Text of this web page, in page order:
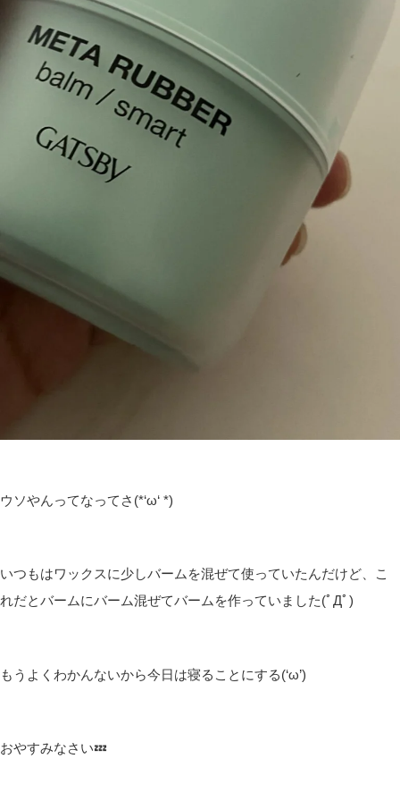
ウソやんってなってさ(*‘ω‘ *)
いつもはワックスに少しバームを混ぜて使っていたんだけど、こ
れだとバームにバーム混ぜてバームを作っていました(ﾟДﾟ)
もうよくわかんないから今日は寝ることにする(‘ω’)
おやすみなさい💤